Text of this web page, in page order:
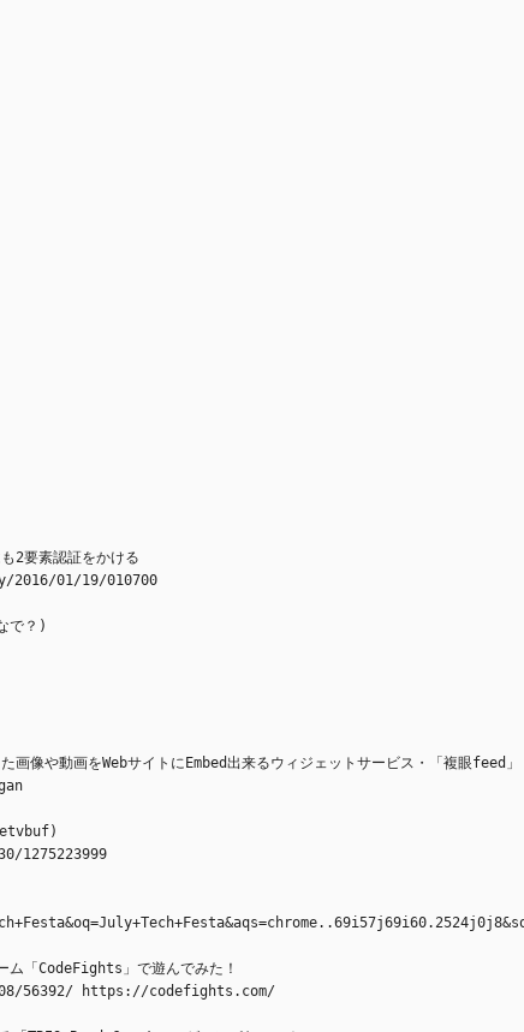
2要素認証をかける
01/19/010700
で？)
や動画をWebサイトにEmbed出来るウィジェットサービス・「複眼feed」
1275223999
ム「CodeFights」で遊んでみた！
56392/ https://codefights.com/